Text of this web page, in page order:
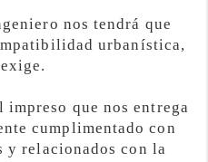
nos tendrá que
urbanística,
impreso que nos entrega
cumplimentado con
y relacionados con la